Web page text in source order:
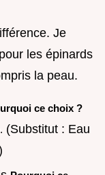
Je
les épinards
la peau.
ce choix ?
(Substitut : Eau